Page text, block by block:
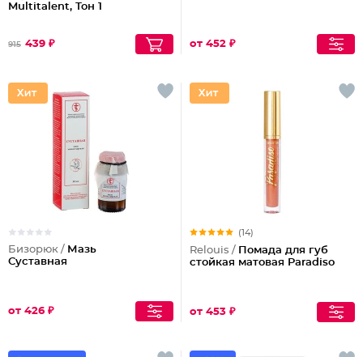
Multitalent, Тон 1
915 439 ₽ от 452 ₽
Бизорюк / Мазь
Суставная
от 426 ₽
(14)
Relouis / Помада для губ
стойкая матовая Paradiso
от 453 ₽